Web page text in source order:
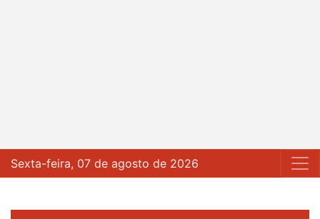
Sexta-feira, 07 de agosto de 2026